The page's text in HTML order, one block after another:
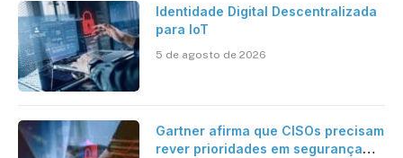
Identidade Digital Descentralizada
para IoT
5 de agosto de 2026
Gartner afirma que CISOs precisam
rever prioridades em segurança